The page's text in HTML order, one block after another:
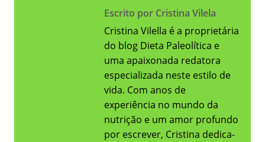
Escrito por Cristina Vilela
Cristina Vilella é a proprietária
do blog Dieta Paleolítica e
uma apaixonada redatora
especializada neste estilo de
vida. Com anos de
experiência no mundo da
nutrição e um amor profundo
por escrever, Cristina dedica-